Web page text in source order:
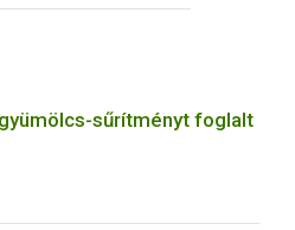
sűrítményt foglalt